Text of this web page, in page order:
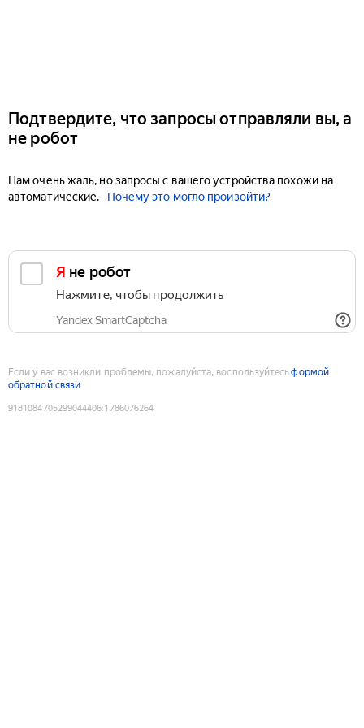
Подтвердите, что запросы отправляли вы, а
не робот
Нам очень жаль, но запросы с вашего устройства похожи на
автоматические.
Почему это могло произойти?
Я не робот
Нажмите, чтобы продолжить
Yandex SmartCaptcha
Если у вас возникли проблемы, пожалуйста, воспользуйтесьформой
обратной связи
9181084705299044406:1786076264